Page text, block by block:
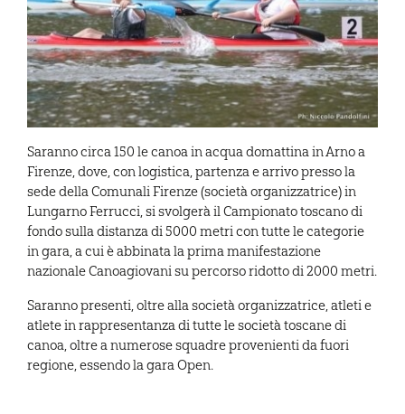
Saranno circa 150 le canoa in acqua domattina in Arno a
Firenze, dove, con logistica, partenza e arrivo presso la
sede della Comunali Firenze (società organizzatrice) in
Lungarno Ferrucci, si svolgerà il Campionato toscano di
fondo sulla distanza di 5000 metri con tutte le categorie
in gara, a cui è abbinata la prima manifestazione
nazionale Canoagiovani su percorso ridotto di 2000 metri.
Saranno presenti, oltre alla società organizzatrice, atleti e
atlete in rappresentanza di tutte le società toscane di
canoa, oltre a numerose squadre provenienti da fuori
regione, essendo la gara Open.